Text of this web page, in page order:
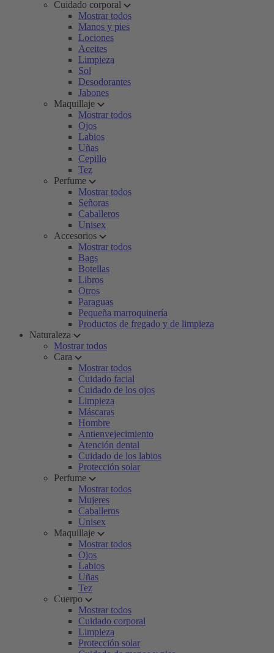
Cuidado corporal
Mostrar todos
Manos y pies
Lociones
Aceites
Limpieza
Sol
Desodorantes
Jabones
Maquillaje
Mostrar todos
Ojos
Labios
Uñas
Cepillo
Tez
Perfume
Mostrar todos
Señoras
Caballeros
Unisex
Accesorios
Mostrar todos
Bags
Botellas
Libros
Otros
Paraguas
Pequeña marroquinería
Productos de fregado y de limpieza
Naturaleza
Mostrar todos
Cara
Mostrar todos
Cuidado facial
Cuidado de los ojos
Limpieza
Máscaras
Hombre
Antienvejecimiento
Atención dental
Cuidado de los labios
Protección solar
Perfume
Mostrar todos
Mujeres
Caballeros
Unisex
Maquillaje
Mostrar todos
Ojos
Labios
Uñas
Tez
Cuerpo
Mostrar todos
Cuidado corporal
Limpieza
Protección solar